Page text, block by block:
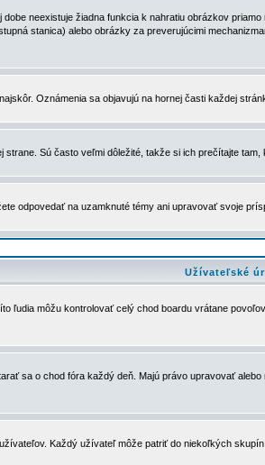
neexistuje žiadna funkcia k nahratiu obrázkov
stanica) alebo obrázky za preverujúcimi
Oznámenia sa objavujú na hornej časti každej
strane. Sú často veľmi dôležité, takže si ich prečítajte
odpovedať na uzamknuté témy ani upravovať svoje
Užívateľské
ľudia môžu kontrolovať celý chod boardu vrátane
sa o chod fóra každý deň. Majú právo upravovať
Každý užívateľ môže patriť do niekoľkých